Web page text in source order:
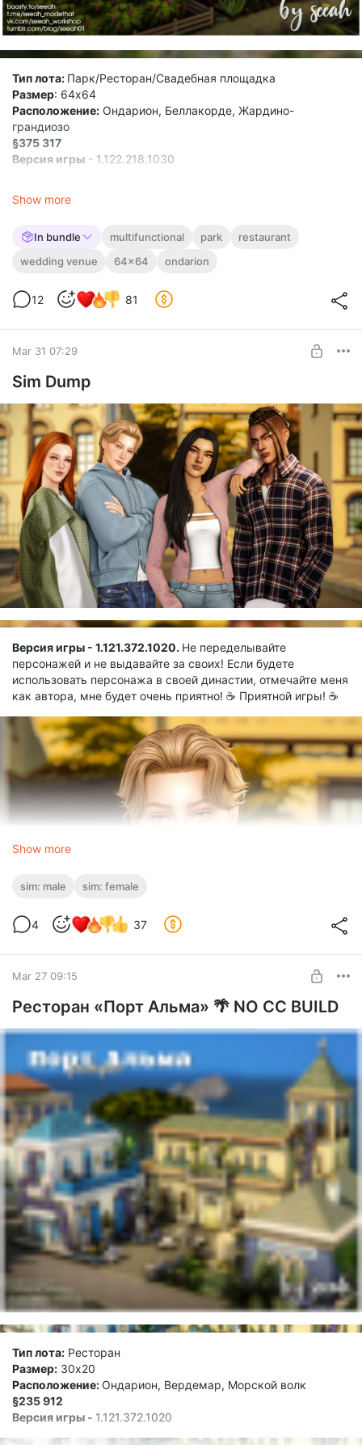
Тип лота: Парк/Ресторан/Свадебная площадка
Размер: 64х64
Расположение: Ондарион, Беллакорде, Жардино-
грандиозо
§375 317
Версия игры - 1.122.218.1030
🍇Многофункциональный участок, на котором можно с
ресторан, винодельня, красивый парк и помещение для
аристократов!
zip
[ seeah ] Royal Winery.zip
489.74 Kb
Show more
In bundle multifunctional park
restaurant
wedding venue
64x64 ondarion
12 81
Mar 31 07:29
Sim Dump
Версия игры - 1.121.372.1020. Не переделывайте
персонажей и не выдавайте за своих! Если будете
использовать персонажа в своей династии, отмечайте меня
как автора, мне будет очень приятно! ☕ Приятной игры! ☕
Show more
sim: male sim: female
4 37
Mar 27 09:15
Ресторан «Порт Альма» 🌴 NO CC BUILD
Тип лота: Ресторан
Размер: 30х20
Расположение:Ондарион, Вердемар, Морской волк
§235 912
Версия игры - 1.121.372.1020